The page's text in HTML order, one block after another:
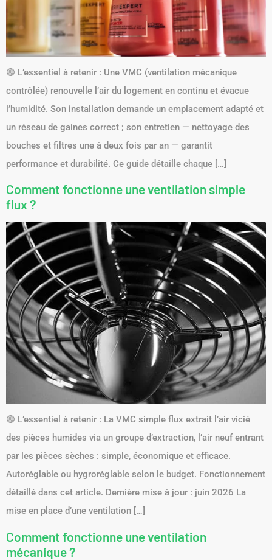
🟢 L’essentiel à retenir : Une VMC (ventilation mécanique
contrôlée) renouvelle l’air du logement en continu et évacue
l’humidité. Son installation demande un emplacement adapté et
un réseau de gaines correct ; son entretien — nettoyage des
bouches et filtres une à deux fois par an — garantit
performance et durabilité. Ce guide détaille chaque […]
Comment fonctionne une ventilation simple
flux ?
🟢 L’essentiel à retenir : La VMC simple flux extrait l’air vicié
des pièces humides via un groupe d’extraction, l’air neuf entrant
par les pièces sèches : simple, économique et efficace.
Autoréglable ou hygroréglable selon le budget. Fonctionnement
détaillé dans cet article. Dernière mise à jour : juin 2026 La
mise en place d’une ventilation […]
Comment fonctionne une ventilation
mécanique ?